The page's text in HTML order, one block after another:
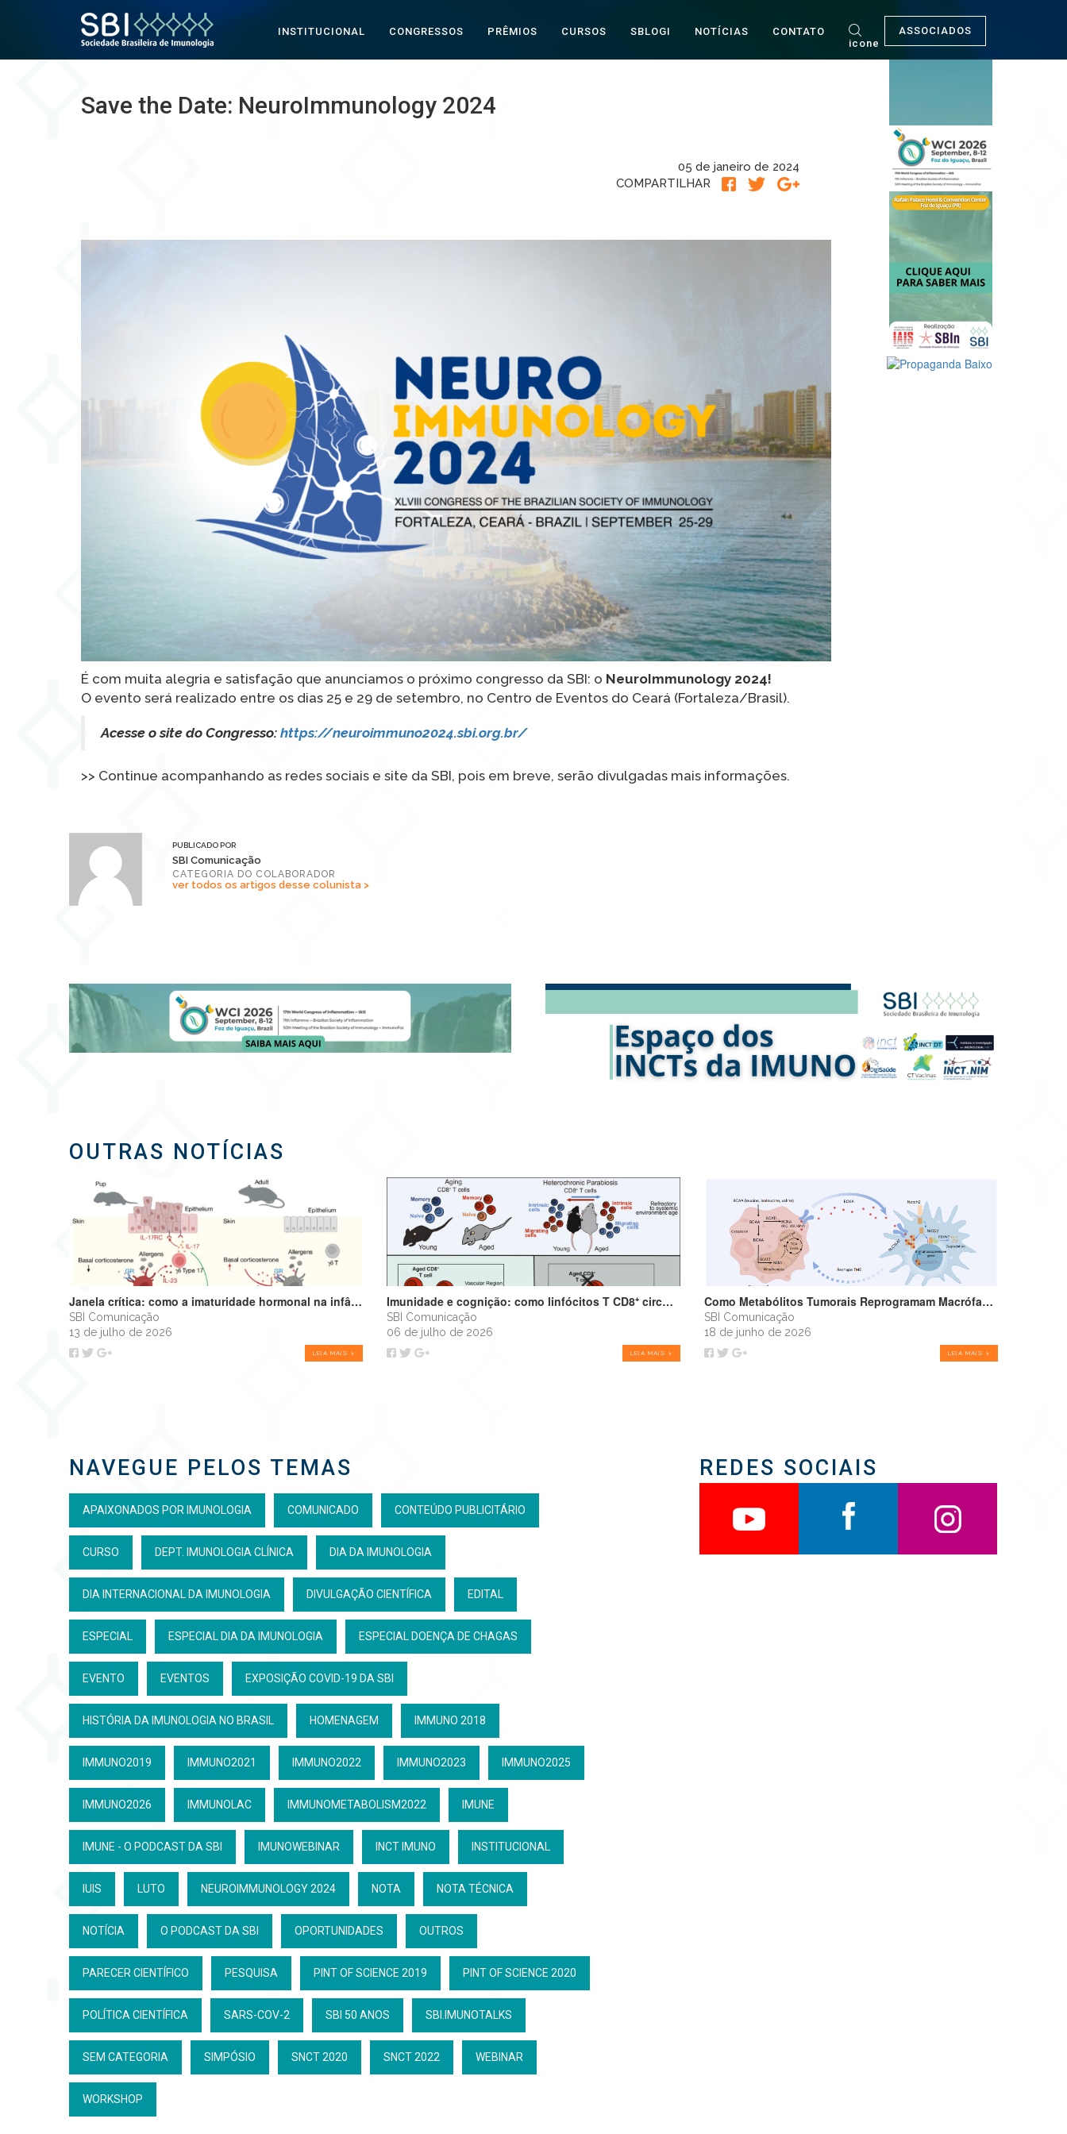
INSTITUCIONAL CONGRESSOS PRÊMIOS CURSOS SBLOGI NOTÍCIAS
CONTATO
icone
ASSOCIADOS
Save the Date: NeuroImmunology 2024
05 de janeiro de 2024
COMPARTILHAR
É com muita alegria e satisfação que anunciamos o próximo congresso da SBI: o NeuroImmunology 2024!
O evento será realizado entre os dias 25 e 29 de setembro, no Centro de Eventos do Ceará (Fortaleza/Brasil).
Acesse o site do Congresso: https://neuroimmuno2024.sbi.org.br/
>> Continue acompanhando as redes sociais e site da SBI, pois em breve, serão divulgadas mais informações.
PUBLICADO POR
SBI Comunicação
CATEGORIA DO COLABORADOR
ver todos os artigos desse colunista >
OUTRAS NOTÍCIAS
Janela crítica: como a imaturidade hormonal na infância amplifica alergias e programa o futuro do sistema imune
SBI Comunicação
13 de julho de 2026
LEIA MAIS >
Imunidade e cognição: como linfócitos T CD8⁺ circulantes envelhecidos podem impulsionar o declínio cognitivo
SBI Comunicação
06 de julho de 2026
LEIA MAIS >
Como Metabólitos Tumorais Reprogramam Macrófagos e Favorecem o Crescimento Tumoral
SBI Comunicação
18 de junho de 2026
LEIA MAIS >
NAVEGUE PELOS TEMAS
APAIXONADOS POR IMUNOLOGIA COMUNICADO CONTEÚDO PUBLICITÁRIO
CURSO DEPT. IMUNOLOGIA CLÍNICA DIA DA IMUNOLOGIA
DIA INTERNACIONAL DA IMUNOLOGIA DIVULGAÇÃO CIENTÍFICA EDITAL
ESPECIAL ESPECIAL DIA DA IMUNOLOGIA ESPECIAL DOENÇA DE CHAGAS
EVENTO EVENTOS EXPOSIÇÃO COVID-19 DA SBI
HISTÓRIA DA IMUNOLOGIA NO BRASIL HOMENAGEM IMMUNO 2018
IMMUNO2019 IMMUNO2021 IMMUNO2022 IMMUNO2023 IMMUNO2025
IMMUNO2026 IMMUNOLAC IMMUNOMETABOLISM2022 IMUNE
IMUNE - O PODCAST DA SBI IMUNOWEBINAR INCT IMUNO INSTITUCIONAL
IUIS LUTO NEUROIMMUNOLOGY 2024 NOTA NOTA TÉCNICA
NOTÍCIA O PODCAST DA SBI OPORTUNIDADES OUTROS
PARECER CIENTÍFICO PESQUISA PINT OF SCIENCE 2019 PINT OF SCIENCE 2020
POLÍTICA CIENTÍFICA SARS-COV-2 SBI 50 ANOS SBI.IMUNOTALKS
SEM CATEGORIA SIMPÓSIO SNCT 2020 SNCT 2022 WEBINAR
WORKSHOP
REDES SOCIAIS